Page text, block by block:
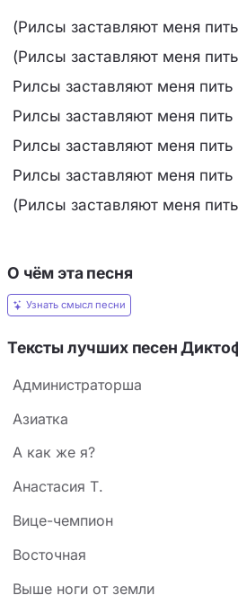
(Рилсы заставляют меня
(Рилсы заставляют меня
Рилсы заставляют меня пить
Рилсы заставляют меня пить
Рилсы заставляют меня пить
Рилсы заставляют меня пить
(Рилсы заставляют меня
О чём эта песня
Узнать смысл песни
Тексты лучших песен
Администраторша
Азиатка
А как же я?
Анастасия Т.
Вице-чемпион
Восточная
Выше ноги от земли